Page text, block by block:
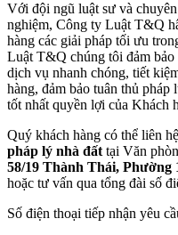
Với đội ngũ luật sư và
nghiệm, Công ty Luật T&Q
hàng các giải pháp tối ưu
Luật T&Q chúng tôi đảm bảo
dịch vụ nhanh chóng, tiết
hàng, đảm bảo tuân thủ pháp
tốt nhất quyền lợi của Khách
Quý khách hàng có thể liên
pháp lý nhà đấttại Văn
58/19 Thành Thái, Phường
hoặc tư vấn qua tổng đài số
Số điện thoại tiếp nhận yêu